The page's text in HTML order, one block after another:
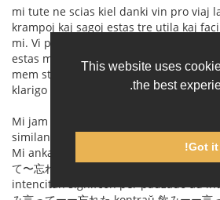
This website uses
the best
Got it!
mi tute ne scias kiel danki vin pro viaj
krampoj kaj sagoj estas tre utila kaj
mi. Vi per formala notacio klarigis
estas matematikisto, informaciisto aux
mem studis informaciscienco
klarigo estas tre taŭga por mi.
Mi jam vidis mian eraron (
similan al (I) (たり〜たりする) (bildo 2),
Mi ankaŭ komprenas la eblan
て〜忘れた) (
intencitan signifcon per paŭzado aŭ